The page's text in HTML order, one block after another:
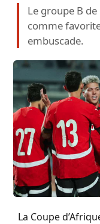
Le groupe B
comme
embuscade.
La Coupe